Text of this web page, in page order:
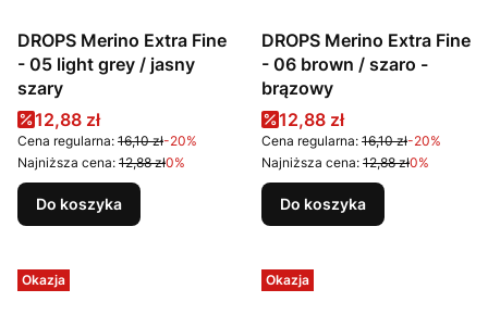
DROPS Merino Extra Fine
- 05 light grey / jasny
szary
Cena promocyjna
12,88 zł
Cena regularna: 16,10 zł-20%
Najniższa cena: 12,88 zł0%
Do koszyka
DROPS Merino Extra Fine
- 06 brown / szaro -
brązowy
Cena promocyjna
12,88 zł
Cena regularna: 16,10 zł-20%
Najniższa cena: 12,88 zł0%
Do koszyka
Okazja Okazja